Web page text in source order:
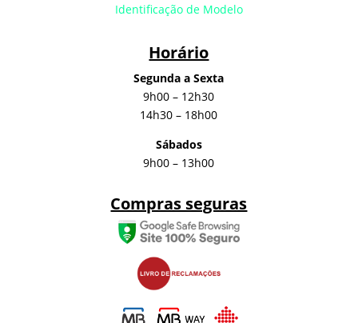
Identificação de Modelo
Horário
Segunda a Sexta
9h00 – 12h30
14h30 – 18h00
Sábados
9h00 – 13h00
Compras seguras